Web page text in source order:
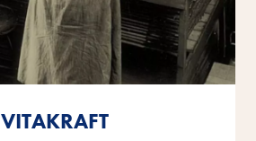
VITAKRAFT
VITAKRAFT
VITAKRAFT